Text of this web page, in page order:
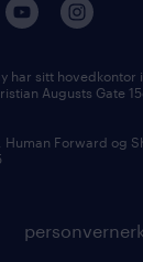
har sitt
Augusts Gate
Human Forward og